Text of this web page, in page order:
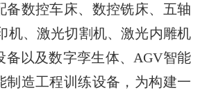
备数控车床、数控铣床、五轴
机、激光切割机、激光内雕机
备以及数字孪生体、AGV智能
制造工程训练设备，为构建一